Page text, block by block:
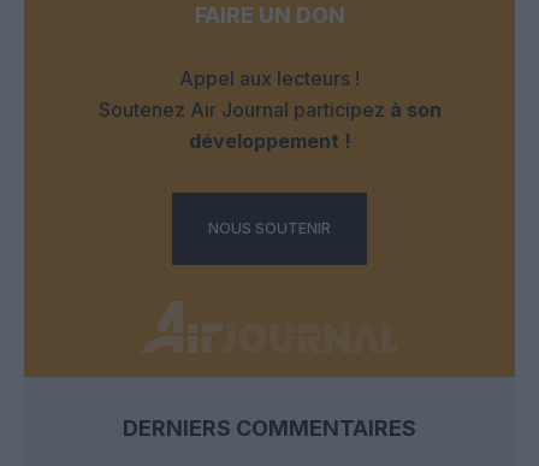
FAIRE UN DON
Appel aux lecteurs !
Soutenez Air Journal participez à son
développement !
NOUS SOUTENIR
DERNIERS COMMENTAIRES